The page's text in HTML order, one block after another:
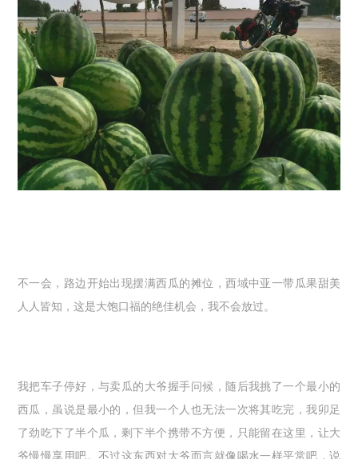
不一会，路边开始出现摆满西瓜的摊位，西域中亚一带瓜果甜美
人人皆知，这是大饱口福的绝佳机会，我不会放过。
我把车子停好，与卖瓜的大爷握手问候，随后我挑了一个最小的
西瓜，虽说是最小的，但我一个人也无法一次将其吃完，我卯足
了劲吃下了半个瓜，剩下半个携带不方便，只能留在这里，让大
爷慢慢享用吧。不过这东西对大爷而言就像喝水一样平常吧，说